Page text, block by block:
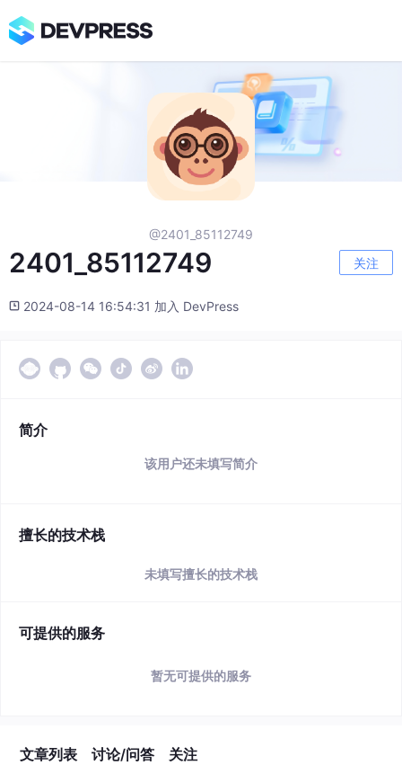
@2401_85112749
2401_85112749 关注
2024-08-14 16:54:31 加入 DevPress
简介
该用户还未填写简介
擅长的技术栈
未填写擅长的技术栈
可提供的服务
暂无可提供的服务
文章列表 讨论/问答 关注